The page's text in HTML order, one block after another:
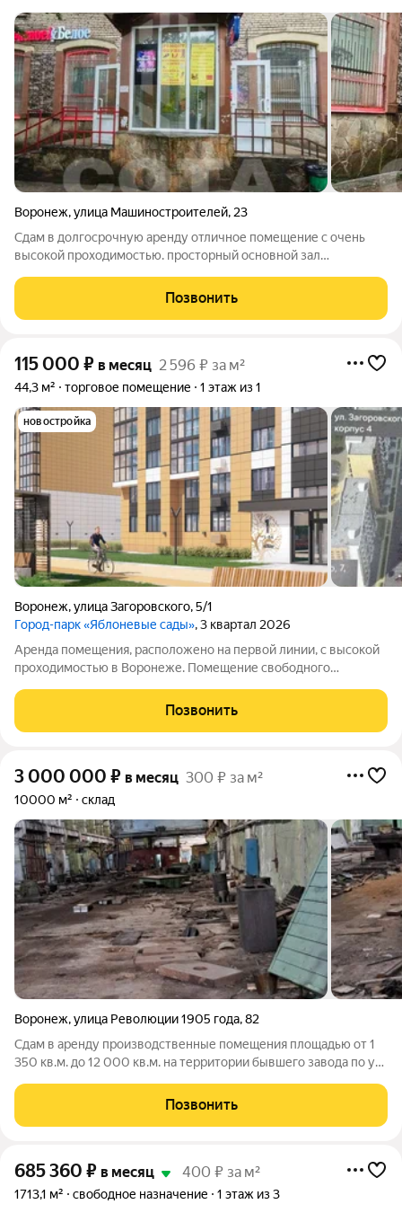
Воронеж,улица Машиностроителей, 23
Сдам в долгосрочную аренду отличное помещение с очень
высокой проходимостью. просторный основной зал
вход для всех(Красное и Белое, Озон, Мастерская) очень
активная бизнес среда по соседству ,что
Позвонить
115 000 ₽ в месяц 2 596 ₽ за м²
44,3 м² торговое помещение 1 этаж из 1
новостройка
Воронеж,улица Загоровского,5/1
Город-парк «Яблоневые сады», 3 квартал 2026
Аренда помещения, расположено на первой линии, с высокой
проходимостью в Воронеже. Помещение свободного
и запишитесь на просмотр! Помещение формата Стрит-
ритейл. Сдается в аренду торговое
Позвонить
3 000 000 ₽ в месяц 300 ₽ за м²
10000 м² склад
Воронеж,улица Революции 1905 года,82
Сдам в аренду производственные помещения площадью от 1
350 кв.м. до 12 000 кв.м. на территории бывшего завода по ул.
и длиной 90м, высота до крана 6м, до конька 8м. На каждый
пролет по два
Позвонить
685 360 ₽ в месяц 400 ₽ за м²
1713,1 м² свободное назначение 1 этаж из 3